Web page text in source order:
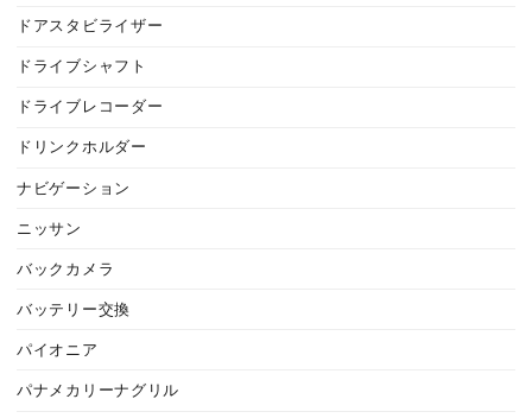
ドアスタビライザー
ドライブシャフト
ドライブレコーダー
ドリンクホルダー
ナビゲーション
ニッサン
バックカメラ
バッテリー交換
パイオニア
パナメカリーナグリル